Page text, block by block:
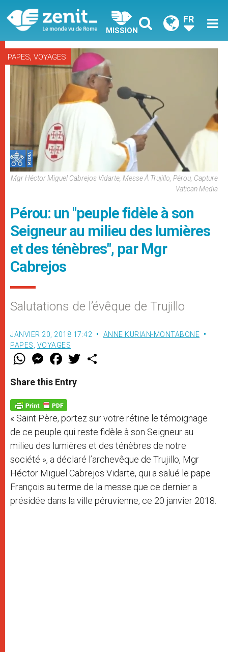
MISSION
FR
PAPES, VOYAGES
Mgr Héctor Miguel Cabrejos Vidarte, Messe À Trujillo, Pérou, Capture
Vatican Media
Pérou: un "peuple fidèle à son
Seigneur au milieu des lumières
et des ténèbres", par Mgr
Cabrejos
Salutations de l’évêque de Trujillo
JANVIER 20, 2018 17:42
ANNE KURIAN-MONTABONE
PAPES, VOYAGES
W
t
s
p
p
M
e
s
e
g
e
r
F
a
e
b
o
k
w
Share this Entry
« Saint Père, portez sur votre rétine le témoignage
de ce peuple qui reste fidèle à son Seigneur au
milieu des lumières et des ténèbres de notre
société », a déclaré l’archevêque de Trujillo, Mgr
Héctor Miguel Cabrejos Vidarte, qui a salué le pape
François au terme de la messe que ce dernier a
présidée dans la ville péruvienne, ce 20 janvier 2018.